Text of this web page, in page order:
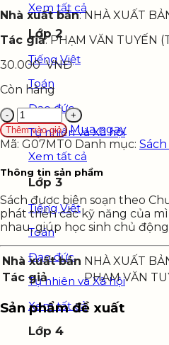
Xem tất cả
Lớp 2
Tiếng Việt
Toán
Đạo đức
Tự nhiên và Xã hội
Xem tất cả
Lớp 3
Tiếng Việt
Toán
Đạo đức
Tự nhiên và Xã hội
Xem tất cả
Lớp 4
Nhà xuất bản: NHÀ XUẤT
Tác giả: PHẠM VĂN TUYẾN
30.000VNĐ
Còn hàng
Mĩ
thuật
7
Sách
giáo
viên
số
lượng
Thêm vào giỏ
Mua ngay
Mã: G07MT0 Danh mục: Sách
Thông tin sản phẩm
Sách được biên soạn theo
phát triển các kỹ năng của
nhau, giúp học sinh chủ
Nhà xuất bản NHÀ XUẤT
Tác giả
PHẠM VĂN
Sản phẩm đề xuất